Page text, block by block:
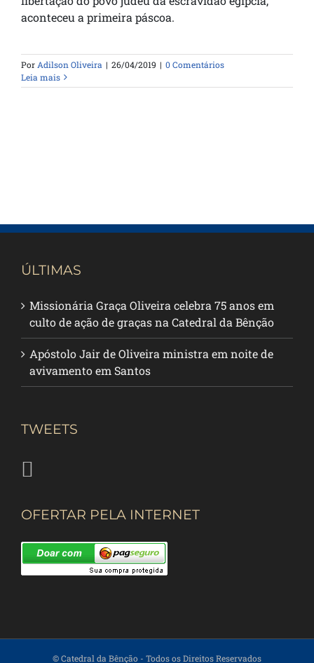
aconteceu a primeira páscoa.
PorAdilson Oliveira | 26/04/2019 | 0 Comentários
Leia mais
ÚLTIMAS
Missionária Graça Oliveira celebra 75 anos em
culto de ação de graças na Catedral da Bênção
Apóstolo Jair de Oliveira ministra em noite de
avivamento em Santos
TWEETS
OFERTAR PELA INTERNET
© Catedral da Bênção - Todos os Direitos Reservados